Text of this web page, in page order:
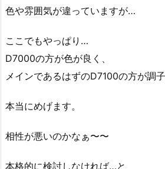
色や雰囲気が違っていますが…
ここでもやっぱり…
D7000の方が色が良く、
メインであるはずのD7100の方が調子
本当にめげます。
相性が悪いのかなぁ〜〜
本格的に検討しなければ…と